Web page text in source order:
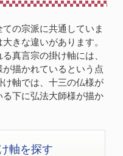
の宗派に共通していま
きな違いがあります。
真言宗の掛け軸には、
描かれているという点
軸では、十三の仏様が
下に弘法大師様が描か
軸を探す